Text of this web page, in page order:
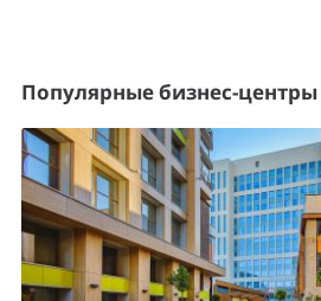
Популярные бизнес-центры